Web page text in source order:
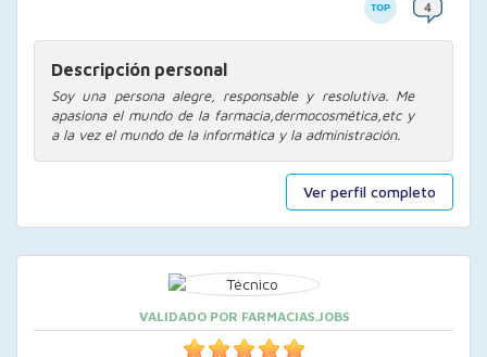
Ver perfil completo
Descripción personal
Soy una persona alegre, responsable y resolutiva. Me
apasiona el mundo de la farmacia,dermocosmética,etc y
a la vez el mundo de la informática y la administración.
VALIDADO POR FARMACIAS.JOBS